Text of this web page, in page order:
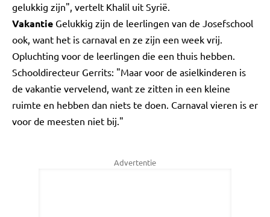
gelukkig zijn", vertelt Khalil uit Syrië.
Vakantie Gelukkig zijn de leerlingen van de Josefschool
ook, want het is carnaval en ze zijn een week vrij.
Opluchting voor de leerlingen die een thuis hebben.
Schooldirecteur Gerrits: "Maar voor de asielkinderen is
de vakantie vervelend, want ze zitten in een kleine
ruimte en hebben dan niets te doen. Carnaval vieren is er
voor de meesten niet bij."
Advertentie